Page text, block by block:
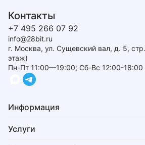
Контакты
+7 495 266 07 92
info@28bit.ru
г. Москва, ул. Сущевский вал, д. 5,
этаж)
Пн-Пт 11:00—19:00; Сб-Вс 12:00-18:00
Информация
Услуги